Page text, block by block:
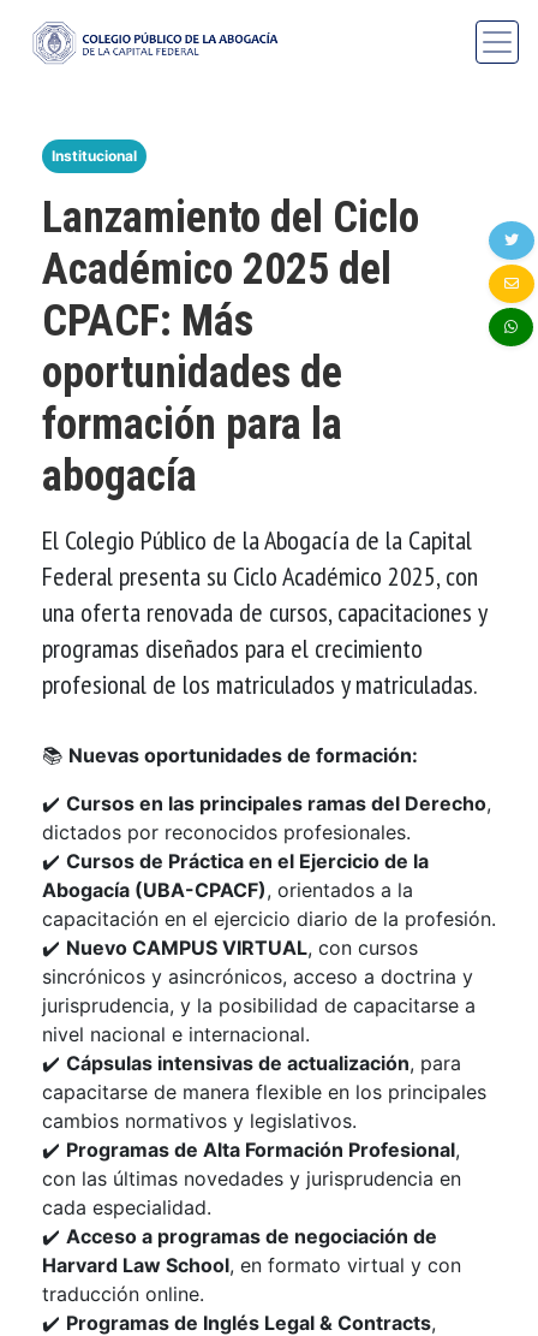
Institucional
Lanzamiento del Ciclo
Académico 2025 del
CPACF: Más
oportunidades de
formación para la
abogacía
El Colegio Público de la Abogacía de la Capital
Federal presenta su Ciclo Académico 2025, con
una oferta renovada de cursos, capacitaciones y
programas diseñados para el crecimiento
profesional de los matriculados y matriculadas.
📚 Nuevas oportunidades de formación:
✔️ Cursos en las principales ramas del Derecho,
dictados por reconocidos profesionales.
✔️ Cursos de Práctica en el Ejercicio de la
Abogacía (UBA-CPACF), orientados a la
capacitación en el ejercicio diario de la profesión.
✔️ Nuevo CAMPUS VIRTUAL, con cursos
sincrónicos y asincrónicos, acceso a doctrina y
jurisprudencia, y la posibilidad de capacitarse a
nivel nacional e internacional.
✔️ Cápsulas intensivas de actualización, para
capacitarse de manera flexible en los principales
cambios normativos y legislativos.
✔️ Programas de Alta Formación Profesional,
con las últimas novedades y jurisprudencia en
cada especialidad.
✔️ Acceso a programas de negociación de
Harvard Law School, en formato virtual y con
traducción online.
✔️ Programas de Inglés Legal & Contracts,